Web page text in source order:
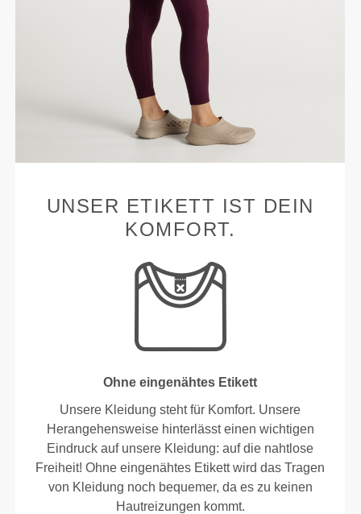
UNSER ETIKETT IST DEIN
KOMFORT.
Ohne eingenähtes Etikett
Unsere Kleidung steht für Komfort. Unsere
Herangehensweise hinterlässt einen wichtigen
Eindruck auf unsere Kleidung: auf die nahtlose
Freiheit! Ohne eingenähtes Etikett wird das Tragen
von Kleidung noch bequemer, da es zu keinen
Hautreizungen kommt.